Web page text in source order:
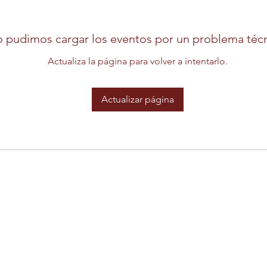
pudimos cargar los eventos por un problema
Actualiza la página para volver a intentarlo.
Actualizar página